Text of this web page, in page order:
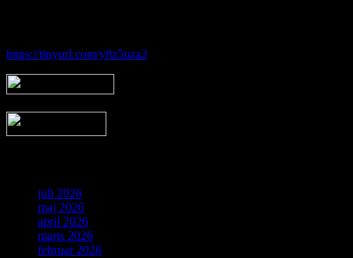
https://tinyurl.com/y8z5uza2
juli 2026
maj 2026
april 2026
marts 2026
februar 2026